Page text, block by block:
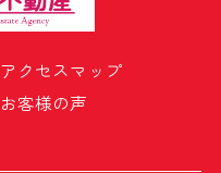
アクセスマップ
お客様の声